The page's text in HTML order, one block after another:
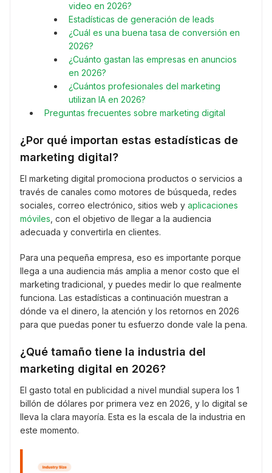
video en 2026?
Estadísticas de generación de leads
¿Cuál es una buena tasa de conversión en
2026?
¿Cuánto gastan las empresas en anuncios
en 2026?
¿Cuántos profesionales del marketing
utilizan IA en 2026?
Preguntas frecuentes sobre marketing digital
¿Por qué importan estas estadísticas de
marketing digital?
El marketing digital promociona productos o servicios a
través de canales como motores de búsqueda, redes
sociales, correo electrónico, sitios web y aplicaciones
móviles , con el objetivo de llegar a la audiencia
adecuada y convertirla en clientes.
Para una pequeña empresa, eso es importante porque
llega a una audiencia más amplia a menor costo que el
marketing tradicional, y puedes medir lo que realmente
funciona. Las estadísticas a continuación muestran a
dónde va el dinero, la atención y los retornos en 2026
para que puedas poner tu esfuerzo donde vale la pena.
¿Qué tamaño tiene la industria del
marketing digital en 2026?
El gasto total en publicidad a nivel mundial supera los 1
billón de dólares por primera vez en 2026, y lo digital se
lleva la clara mayoría. Esta es la escala de la industria en
este momento.